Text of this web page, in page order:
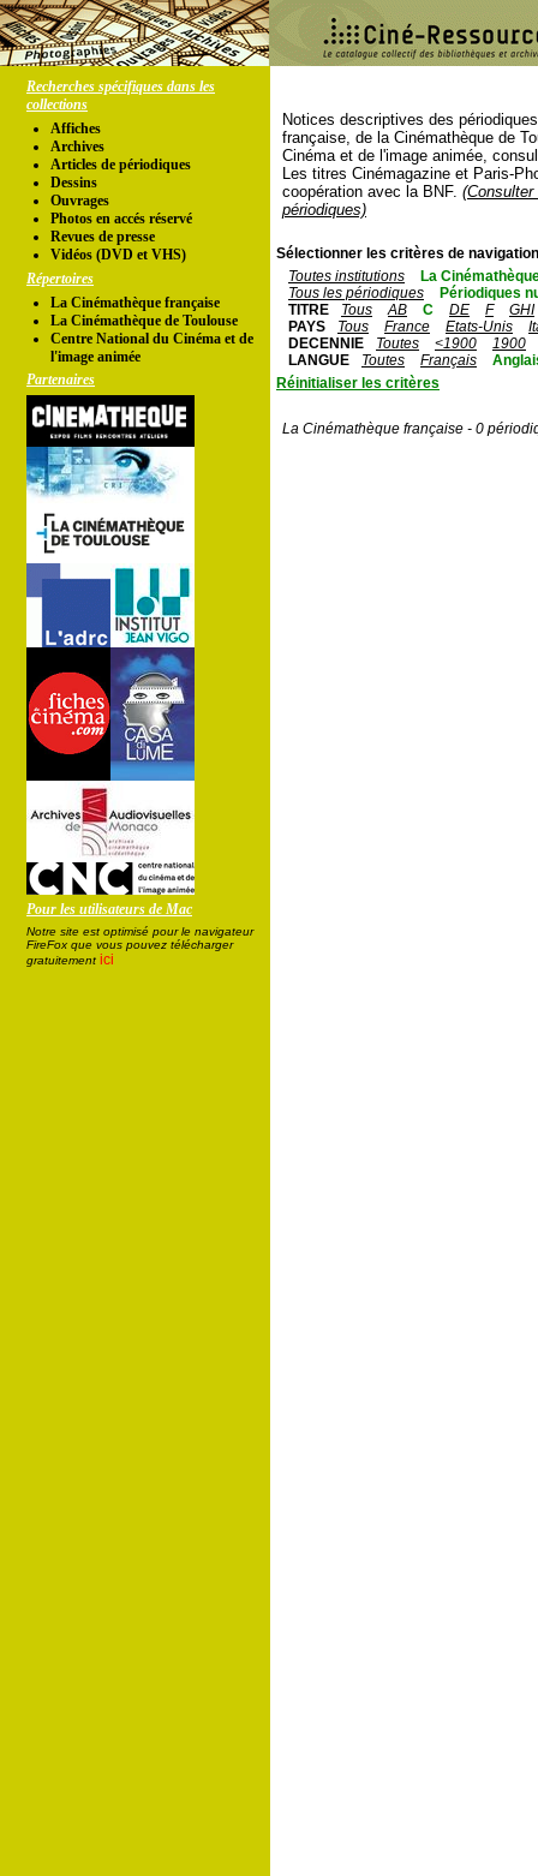
Recherches spécifiques dans les
collections
Affiches
Archives
Articles de périodiques
Dessins
Ouvrages
Photos en accés réservé
Revues de presse
Vidéos (DVD et VHS)
Répertoires
La Cinémathèque française
La Cinémathèque de Toulouse
Centre National du Cinéma et de
l'image animée
Partenaires
Pour les utilisateurs de Mac
Notre site est optimisé pour le navigateur
FireFox que vous pouvez télécharger
gratuitement ici
Notices descriptives des
française, de la Cinémathèque de
Cinéma et de l'image animée,
Les titres Cinémagazine et Paris-
coopération avec la BNF.
périodiques)
Sélectionner les critères de
Toutes institutions
La
Tous les périodiques
Périodiques
TITRE
Tous AB C DE F
GHI
PAYS
Tous France Etats-Unis
DECENNIE
Toutes <1900
1900
LANGUE
Toutes Français
Réinitialiser les critères
La Cinémathèque française - 0